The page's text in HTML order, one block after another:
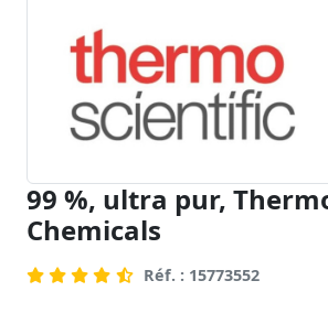
99 %, ultra pur,
Chemicals
Réf. : 15773552